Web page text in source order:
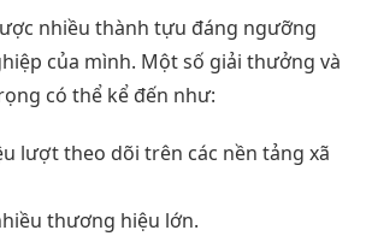
nhiều thành tựu đáng ngưỡng
của mình. Một số giải thưởng và
có thể kể đến như:
lượt theo dõi trên các nền tảng xã
thương hiệu lớn.